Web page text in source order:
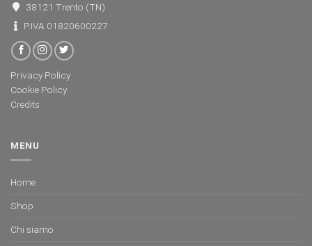
38121 Trento (TN)
P.IVA 01820600227
Privacy Policy
Cookie Policy
Credits
MENU
Home
Shop
Chi siamo